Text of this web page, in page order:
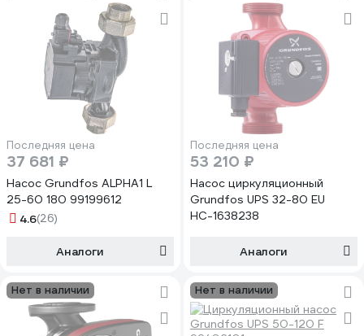
Последняя цена
37 681 ₽
Насос Grundfos ALPHA1 L
25-60 180 99199612
4.6(26)
Аналоги
Последняя цена
53 210 ₽
Насос циркуляционный
Grundfos UPS 32-80 EU
НС-1638238
Аналоги
Нет в наличии Нет в наличии